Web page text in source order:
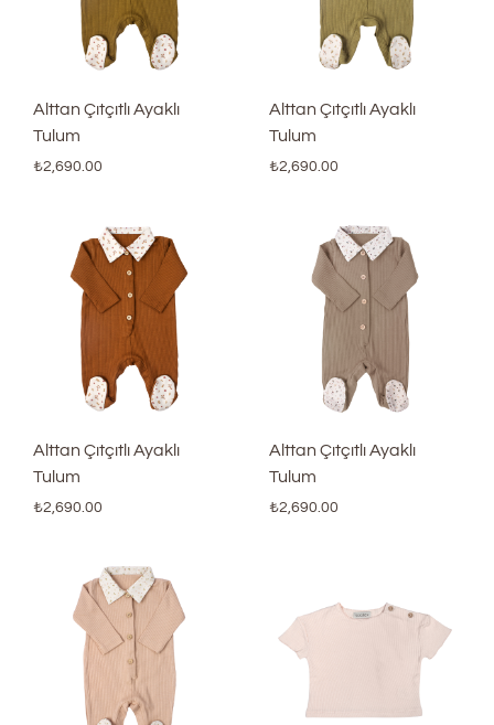
Alttan Çıtçıtlı Ayaklı
Tulum
₺2,690.00
Alttan Çıtçıtlı Ayaklı
Tulum
₺2,690.00
Alttan Çıtçıtlı Ayaklı
Tulum
₺2,690.00
Alttan Çıtçıtlı Ayaklı
Tulum
₺2,690.00